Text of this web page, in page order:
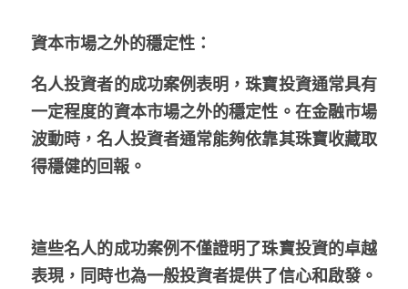
資本市場之外的穩定性：
名人投資者的成功案例表明，珠寶投資通常具有
一定程度的資本市場之外的穩定性 。在金融市場
波動時 ，名人投資者通常能夠依靠其珠寶收藏取
得穩健的回報。
這些名人的成功案例不僅證明了珠寶投資的卓越
表現，同時也為一般投資者提供了信心和啟發。